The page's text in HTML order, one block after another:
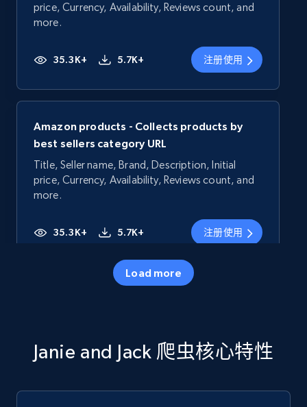
price, Currency, Availability, Reviews count, and
more.
35.3K+ 5.7K+ 注册使用
Amazon products - Collects products by
best sellers category URL
Title, Seller name, Brand, Description, Initial
price, Currency, Availability, Reviews count, and
more.
35.3K+ 5.7K+ 注册使用
price, Currency, Availability, Reviews count, and
Load more
Janie and Jack 爬虫核心特性